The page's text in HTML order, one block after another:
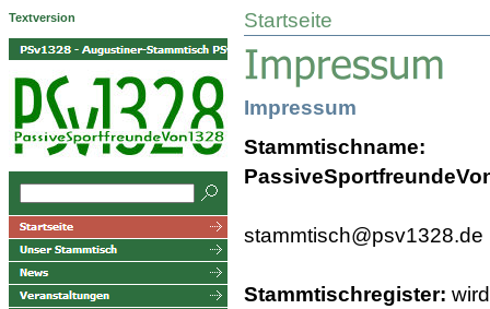
Textversion Startseite
Impressum
Stammtischname:
stammtisch@psv1328.de
Stammtischregister: